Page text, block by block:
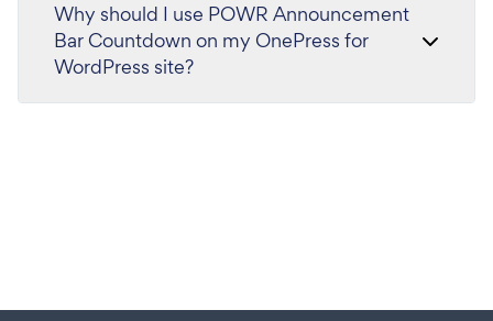
Why should I use POWR Announcement
Bar Countdown on my OnePress for
WordPress site?